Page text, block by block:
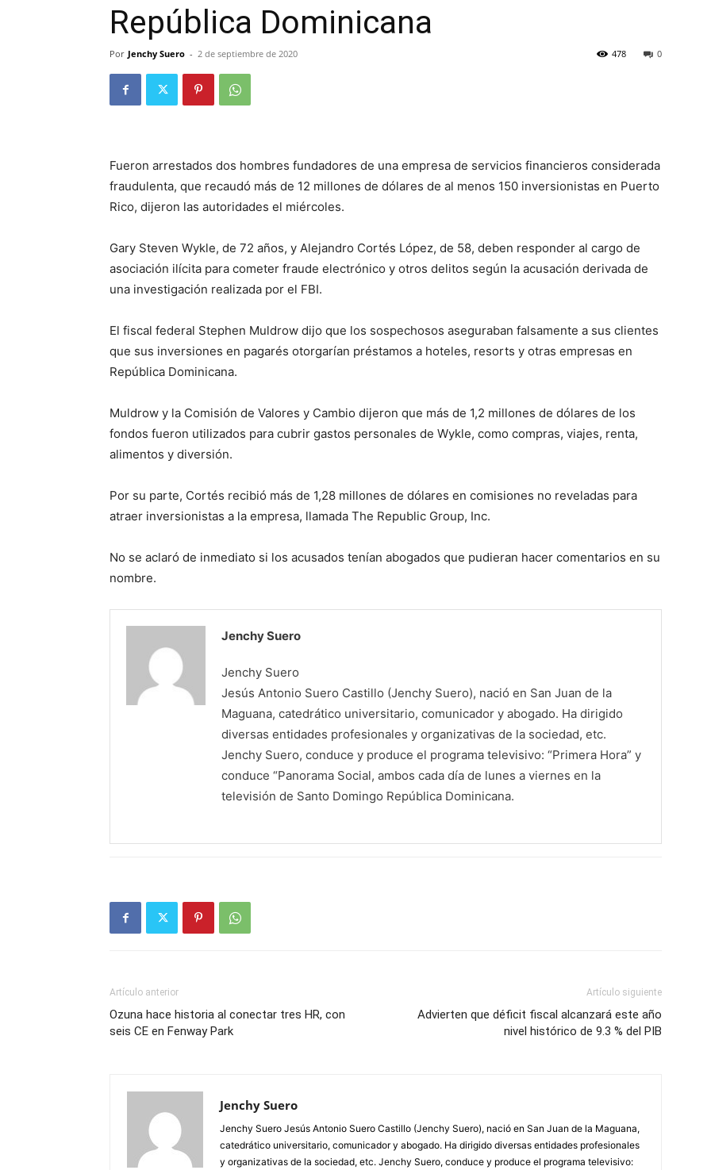
República Dominicana
Por Jenchy Suero - 2 de septiembre de 2020 0
478
Fueron arrestados dos hombres fundadores de una empresa de servicios financieros considerada
fraudulenta, que recaudó más de 12 millones de dólares de al menos 150 inversionistas en Puerto
Rico, dijeron las autoridades el miércoles.
Gary Steven Wykle, de 72 años, y Alejandro Cortés López, de 58, deben responder al cargo de
asociación ilícita para cometer fraude electrónico y otros delitos según la acusación derivada de
una investigación realizada por el FBI.
El fiscal federal Stephen Muldrow dijo que los sospechosos aseguraban falsamente a sus clientes
que sus inversiones en pagarés otorgarían préstamos a hoteles, resorts y otras empresas en
República Dominicana.
Muldrow y la Comisión de Valores y Cambio dijeron que más de 1,2 millones de dólares de los
fondos fueron utilizados para cubrir gastos personales de Wykle, como compras, viajes, renta,
alimentos y diversión.
Por su parte, Cortés recibió más de 1,28 millones de dólares en comisiones no reveladas para
atraer inversionistas a la empresa, llamada The Republic Group, Inc.
No se aclaró de inmediato si los acusados tenían abogados que pudieran hacer comentarios en su
nombre.
Jenchy Suero
Jenchy Suero
Jesús Antonio Suero Castillo (Jenchy Suero), nació en San Juan de la
Maguana, catedrático universitario, comunicador y abogado. Ha dirigido
diversas entidades profesionales y organizativas de la sociedad, etc.
Jenchy Suero, conduce y produce el programa televisivo: “Primera Hora” y
conduce “Panorama Social, ambos cada día de lunes a viernes en la
televisión de Santo Domingo República Dominicana.
Artículo anterior
Ozuna hace historia al conectar tres HR, con
seis CE en Fenway Park
Artículo siguiente
Advierten que déficit fiscal alcanzará este año
nivel histórico de 9.3 % del PIB
Jenchy Suero
Jenchy Suero Jesús Antonio Suero Castillo (Jenchy Suero), nació en San Juan de la Maguana,
catedrático universitario, comunicador y abogado. Ha dirigido diversas entidades profesionales
y organizativas de la sociedad, etc. Jenchy Suero, conduce y produce el programa televisivo: